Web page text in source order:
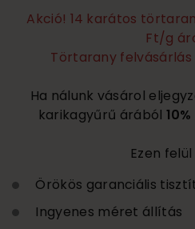
Akció! 14 karátos
Ft/g
Törtarany felvásárlás
Ha nálunk vásárol
karikagyűrű árából
Ezen
Örökös garanciális
Ingyenes méret állítás